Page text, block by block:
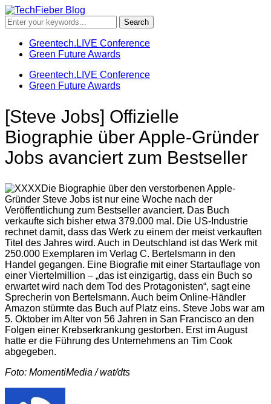
Greentech.LIVE Conference
Green Future Awards
Greentech.LIVE Conference
Green Future Awards
[Steve Jobs] Offizielle
Biographie über Apple-Gründer
Jobs avanciert zum Bestseller
Die Biographie über den verstorbenen Apple-
Gründer Steve Jobs ist nur eine Woche nach der
Veröffentlichung zum Bestseller avanciert. Das Buch
verkaufte sich bisher etwa 379.000 mal. Die US-Industrie
rechnet damit, dass das Werk zu einem der meist verkauften
Titel des Jahres wird. Auch in Deutschland ist das Werk mit
250.000 Exemplaren im Verlag C. Bertelsmann in den
Handel gegangen. Eine Biografie mit einer Startauflage von
einer Viertelmillion – „das ist einzigartig, dass ein Buch so
erwartet wird nach dem Tod des Protagonisten“, sagt eine
Sprecherin von Bertelsmann. Auch beim Online-Händler
Amazon stürmte das Buch auf Platz eins. Steve Jobs war am
5. Oktober im Alter von 56 Jahren in San Francisco an den
Folgen einer Krebserkrankung gestorben. Erst im August
hatte er die Führung des Unternehmens an Tim Cook
abgegeben.
Foto: MomentiMedia / wat/dts